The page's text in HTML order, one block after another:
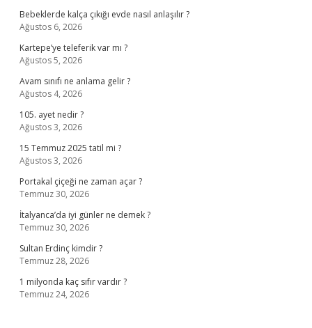
Bebeklerde kalça çıkığı evde nasıl anlaşılır ?
Ağustos 6, 2026
Kartepe’ye teleferik var mı ?
Ağustos 5, 2026
Avam sınıfı ne anlama gelir ?
Ağustos 4, 2026
105. ayet nedir ?
Ağustos 3, 2026
15 Temmuz 2025 tatil mi ?
Ağustos 3, 2026
Portakal çiçeği ne zaman açar ?
Temmuz 30, 2026
İtalyanca’da iyi günler ne demek ?
Temmuz 30, 2026
Sultan Erdinç kimdir ?
Temmuz 28, 2026
1 milyonda kaç sıfır vardır ?
Temmuz 24, 2026